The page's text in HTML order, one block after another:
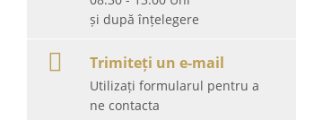
și după înțelegere
Trimiteți un e-mail
Utilizați formularul pentru a
ne contacta